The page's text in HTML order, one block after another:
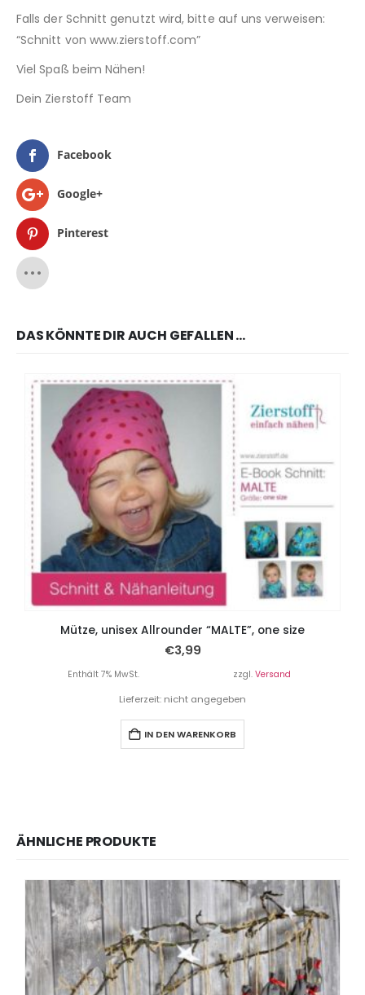
Falls der Schnitt genutzt wird, bitte auf uns verweisen:
“Schnitt von www.zierstoff.com”
Viel Spaß beim Nähen!
Dein Zierstoff Team
Facebook
Google+
Pinterest
DAS KÖNNTE DIR AUCH GEFALLEN …
Mütze, unisex Allrounder “MALTE”, one size
€3,99
Enthält 7% MwSt. zzgl. Versand
Lieferzeit: nicht angegeben
IN DEN WARENKORB
ÄHNLICHE PRODUKTE